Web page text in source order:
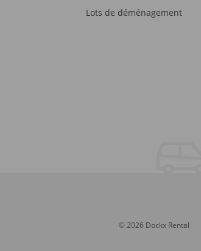
Lots de déménagement
© 2026 Dockx Rental